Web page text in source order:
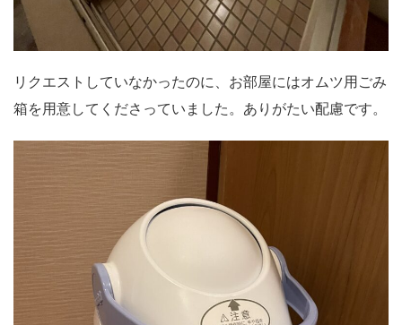
リクエストしていなかったのに、お部屋にはオムツ用ごみ
箱を用意してくださっていました。ありがたい配慮です。